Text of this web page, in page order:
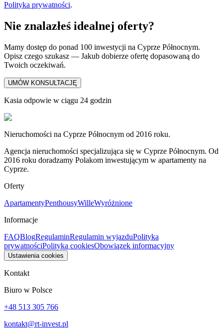
Polityka prywatności.
Nie znalazłeś idealnej oferty?
Mamy dostęp do ponad 100 inwestycji na Cyprze Północnym.
Opisz czego szukasz — Jakub dobierze ofertę dopasowaną do
Twoich oczekiwań.
UMÓW KONSULTACJĘ
Kasia odpowie w ciągu 24 godzin
Nieruchomości na Cyprze Północnym od 2016 roku.
Agencja nieruchomości specjalizująca się w Cyprze Północnym. Od
2016 roku doradzamy Polakom inwestującym w apartamenty na
Cyprze.
Oferty
ApartamentyPenthousyWilleWyróżnione
Informacje
FAQBlogRegulaminRegulamin wyjazduPolityka
prywatnościPolityka cookiesObowiązek informacyjny
Ustawienia cookies
Kontakt
Biuro w Polsce
+48 513 305 766
kontakt@rt-invest.pl